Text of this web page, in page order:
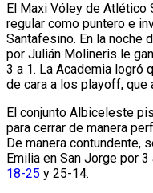
El Maxi Vóley de Atlético
regular como puntero e
Santafesino. En la noche
por Julián Molineris le
3 a 1. La Academia logró
de cara a los playoff, que
El conjunto Albiceleste
para cerrar de manera
De manera contundente,
Emilia en San Jorge por
18-25 y 25-14.